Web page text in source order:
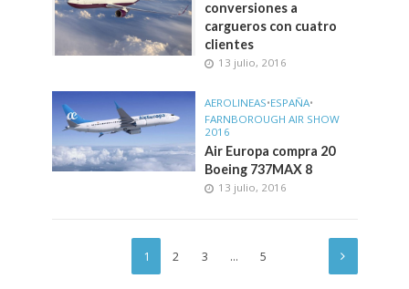
conversiones a
cargueros con cuatro
clientes
13 julio, 2016
AEROLINEAS•ESPAÑA•
FARNBOROUGH AIR SHOW
2016
Air Europa compra 20
Boeing 737MAX 8
13 julio, 2016
1 2 3 … 5